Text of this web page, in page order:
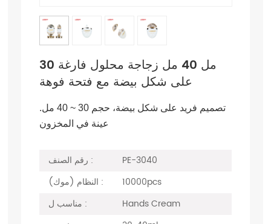
30 مل 40 مل زجاجة محلول فارغة
على شكل بيضة مع فتحة فوهة
تصميم فريد على شكل بيضة، حجم 30 ~ 40 مل.
عينة في المخزون
رقم الصنف :
PE-3040
النظام (موك) :
10000pcs
مناسب ل :
Hands Cream